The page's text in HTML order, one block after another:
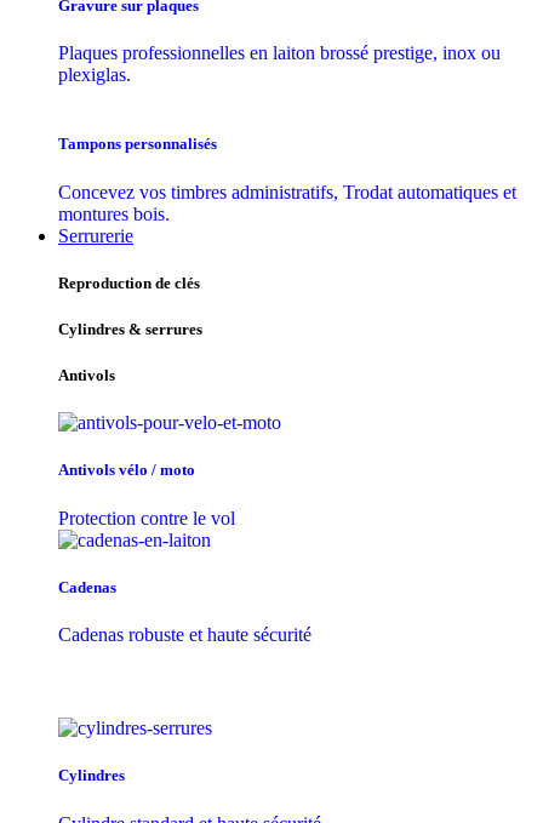
Gravure sur plaques
Plaques professionnelles en laiton brossé prestige, inox ou
plexiglas.
Tampons personnalisés
Concevez vos timbres administratifs, Trodat automatiques et
montures bois.
Serrurerie
Reproduction de clés
Cylindres & serrures
Antivols
Antivols vélo / moto
Protection contre le vol
Cadenas
Cadenas robuste et haute sécurité
Cylindres